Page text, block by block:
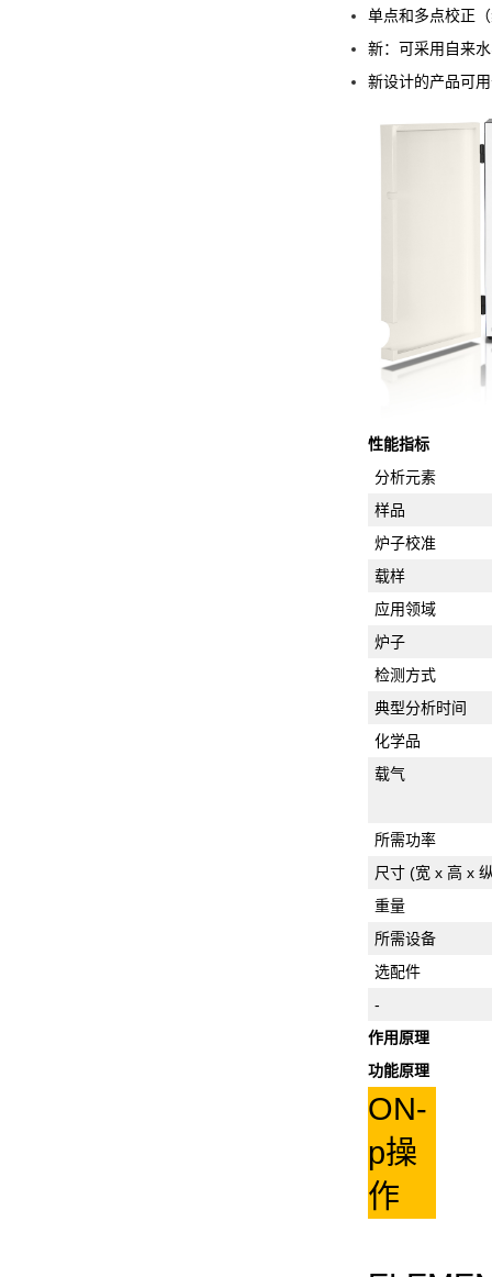
单点和多点校正
新：可采用自来
新设计的产品可
性能指标
分析元素
样品
炉子校准
载样
应用领域
炉子
检测方式
典型分析时间
化学品
载气
所需功率
尺寸 (宽 x 高 x
重量
所需设备
选配件
-
作用原理
功能原理
ON-
p操
作